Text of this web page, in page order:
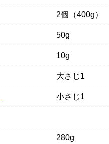
2個（400g）
50g
10g
大さじ1
小さじ1
280g